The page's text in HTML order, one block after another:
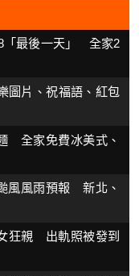
「最後一天」 全家2
圖片、祝福語、紅包
全家免費冰美式、
風風雨預報 新北、
狂親 出軌照被發到